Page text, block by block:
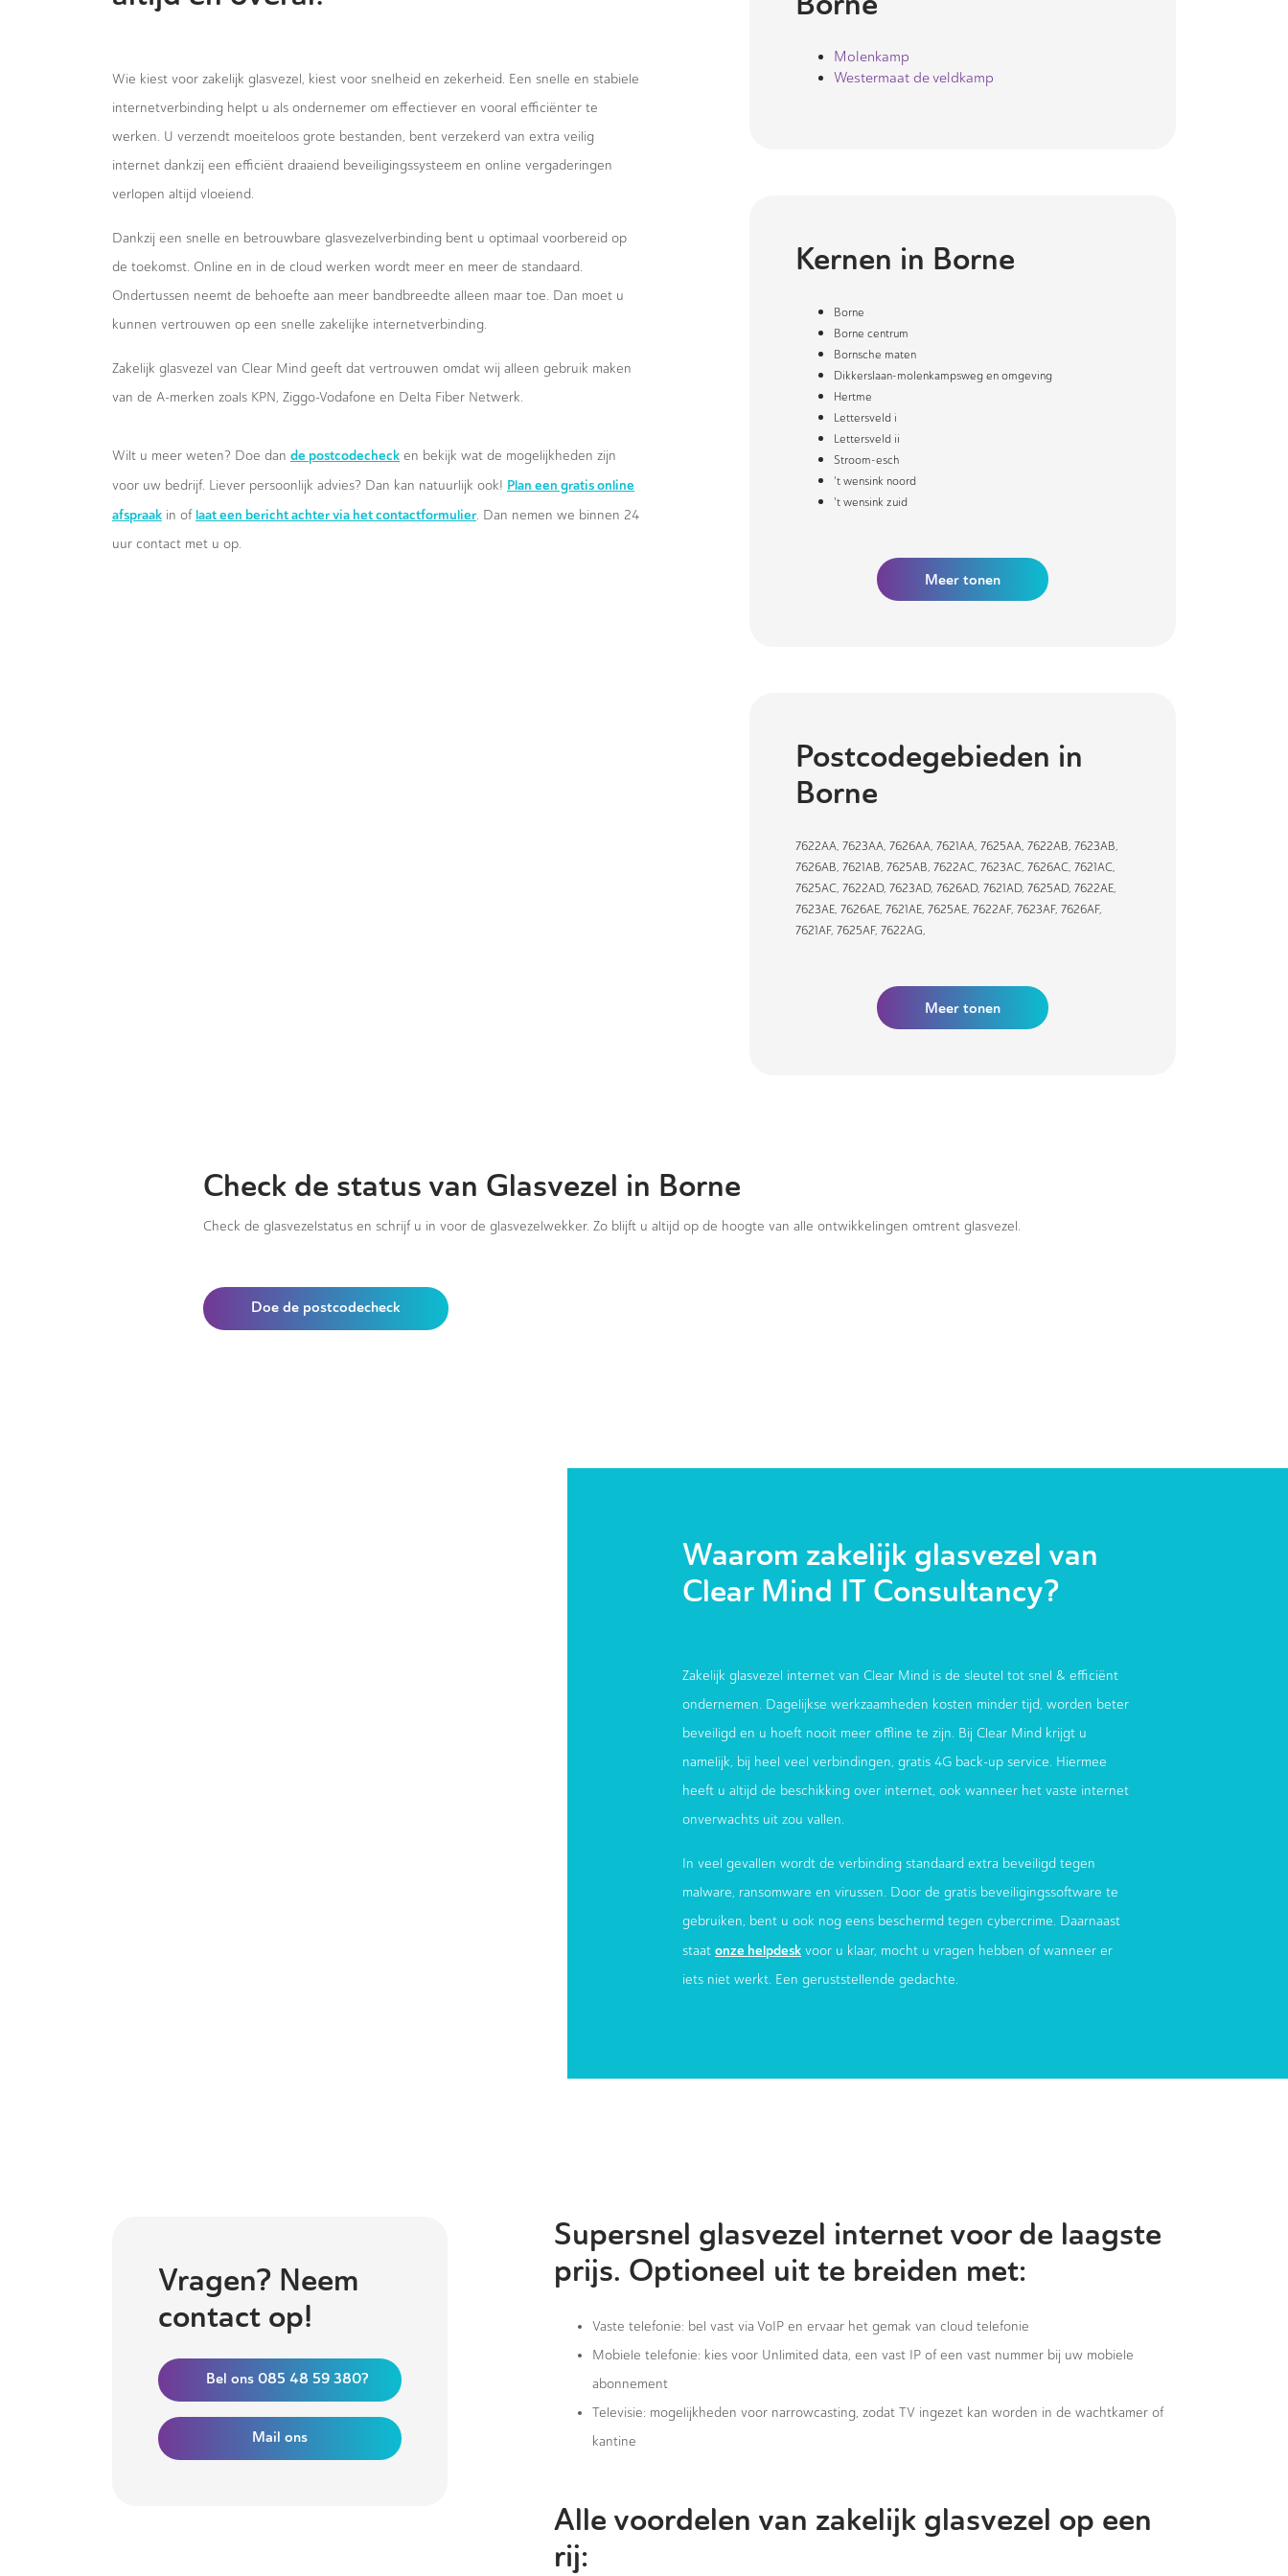
Wie kiest voor zakelijk glasvezel, kiest voor snelheid en zekerheid. Een snelle en stabiele
internetverbinding helpt u als ondernemer om effectiever en vooral efficiënter te
werken. U verzendt moeiteloos grote bestanden, bent verzekerd van extra veilig
internet dankzij een efficiënt draaiend beveiligingssysteem en online vergaderingen
verlopen altijd vloeiend.
Dankzij een snelle en betrouwbare glasvezelverbinding bent u optimaal voorbereid op
de toekomst. Online en in de cloud werken wordt meer en meer de standaard.
Ondertussen neemt de behoefte aan meer bandbreedte alleen maar toe. Dan moet u
kunnen vertrouwen op een snelle zakelijke internetverbinding.
Zakelijk glasvezel van Clear Mind geeft dat vertrouwen omdat wij alleen gebruik maken
van de A-merken zoals KPN, Ziggo-Vodafone en Delta Fiber Netwerk.
Wilt u meer weten? Doe dan de postcodecheck en bekijk wat de mogelijkheden zijn
voor uw bedrijf. Liever persoonlijk advies? Dan kan natuurlijk ook! Plan een gratis online
afspraak in of laat een bericht achter via het contactformulier. Dan nemen we binnen 24
uur contact met u op.
Molenkamp
Westermaat de veldkamp
Kernen in Borne
Borne
Borne centrum
Bornsche maten
Dikkerslaan-molenkampsweg en omgeving
Hertme
Lettersveld i
Lettersveld ii
Stroom-esch
't wensink noord
't wensink zuid
Meer tonen
Postcodegebieden in
Borne
7622AA, 7623AA, 7626AA, 7621AA, 7625AA, 7622AB, 7623AB,
7626AB, 7621AB, 7625AB, 7622AC, 7623AC, 7626AC, 7621AC,
7625AC, 7622AD, 7623AD, 7626AD, 7621AD, 7625AD, 7622AE,
7623AE, 7626AE, 7621AE, 7625AE, 7622AF, 7623AF, 7626AF,
7621AF, 7625AF, 7622AG,
Meer tonen
Check de status van Glasvezel in Borne
Check de glasvezelstatus en schrijf u in voor de glasvezelwekker. Zo blijft u altijd op de hoogte van alle ontwikkelingen omtrent glasvezel.
Doe de postcodecheck
Waarom zakelijk glasvezel van
Clear Mind IT Consultancy?
Zakelijk glasvezel internet van Clear Mind is de sleutel tot snel & efficiënt
ondernemen. Dagelijkse werkzaamheden kosten minder tijd, worden beter
beveiligd en u hoeft nooit meer offline te zijn. Bij Clear Mind krijgt u
namelijk, bij heel veel verbindingen, gratis 4G back-up service. Hiermee
heeft u altijd de beschikking over internet, ook wanneer het vaste internet
onverwachts uit zou vallen.
In veel gevallen wordt de verbinding standaard extra beveiligd tegen
malware, ransomware en virussen. Door de gratis beveiligingssoftware te
gebruiken, bent u ook nog eens beschermd tegen cybercrime. Daarnaast
staat onze helpdesk voor u klaar, mocht u vragen hebben of wanneer er
iets niet werkt. Een geruststellende gedachte.
Vragen? Neem
contact op!
Bel ons 085 48 59 380?
Mail ons
Supersnel glasvezel internet voor de laagste
prijs. Optioneel uit te breiden met:
Vaste telefonie: bel vast via VoIP en ervaar het gemak van cloud telefonie
Mobiele telefonie: kies voor Unlimited data, een vast IP of een vast nummer bij uw mobiele
abonnement
Televisie: mogelijkheden voor narrowcasting, zodat TV ingezet kan worden in de wachtkamer of
kantine
Alle voordelen van zakelijk glasvezel op een
rij: